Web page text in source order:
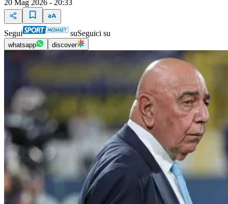
20 Mag 2026 - 20:33
Segui suSeguici su
whatsapp discover